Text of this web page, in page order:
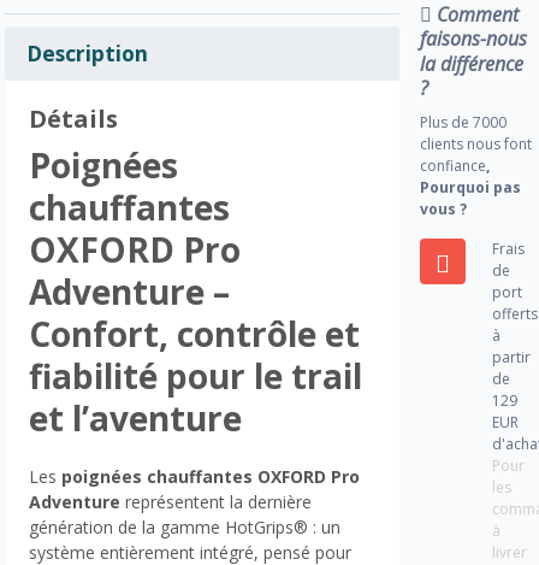
Description
Détails
Poignées
chauffantes
OXFORD Pro
Adventure –
Confort, contrôle et
fiabilité pour le trail
et l’aventure
Les poignées chauffantes OXFORD Pro
Adventure représentent la dernière
génération de la gamme HotGrips® : un
système entièrement intégré, pensé pour
Comment
faisons-nous
la différence
?
Plus de 7000
clients nous font
confiance,
Pourquoi pas
vous ?
Frais
de
port
offerts
à
partir
de
129
EUR
Pour
les
à
livrer